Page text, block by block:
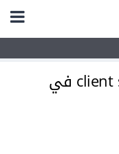
إيقاف client side routing في